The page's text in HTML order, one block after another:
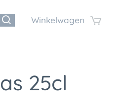
Winkelwagen
25cl